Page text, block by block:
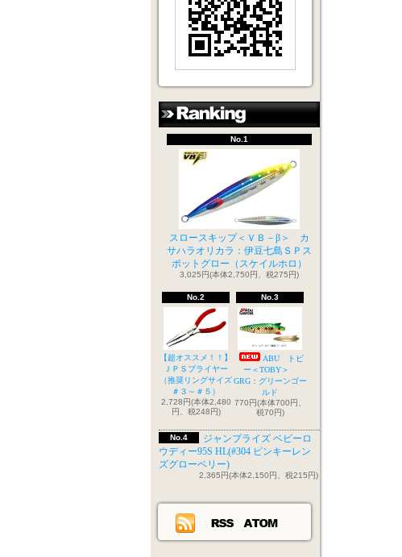
No.1
スロースキップ＜ＶＢ－β＞ カ
サハラオリカラ：伊豆七島ＳＰス
ポットグロー（スケイルホロ）
3,025円(本体2,750円、税275円)
No.2
【超オススメ！！】
ＪＰＳプライヤー
（推奨リングサイズ
＃３～＃５）
2,728円(本体2,480
円、税248円)
No.3
ABU トビ
ー＜TOBY＞
GRG：グリーンゴー
ルド
770円(本体700円、
税70円)
No.4
ジャンプライズ ベビーロ
ウディー95S HL(#304 ピンキーレン
ズグローベリー)
2,365円(本体2,150円、税215円)